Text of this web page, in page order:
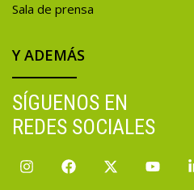
Sala de prensa
Y ADEMÁS
SÍGUENOS EN
REDES SOCIALES